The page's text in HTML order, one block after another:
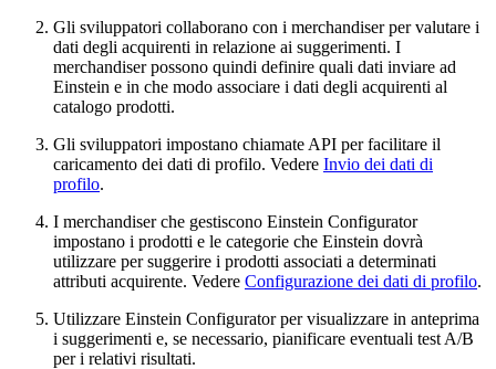
Gli sviluppatori collaborano con i merchandiser per valutare i
dati degli acquirenti in relazione ai suggerimenti. I
merchandiser possono quindi definire quali dati inviare ad
Einstein e in che modo associare i dati degli acquirenti al
catalogo prodotti.
Gli sviluppatori impostano chiamate API per facilitare il
caricamento dei dati di profilo. Vedere Invio dei dati di
profilo.
I merchandiser che gestiscono Einstein Configurator
impostano i prodotti e le categorie che Einstein dovrà
utilizzare per suggerire i prodotti associati a determinati
attributi acquirente. Vedere Configurazione dei dati di profilo.
Utilizzare Einstein Configurator per visualizzare in anteprima
i suggerimenti e, se necessario, pianificare eventuali test A/B
per i relativi risultati.